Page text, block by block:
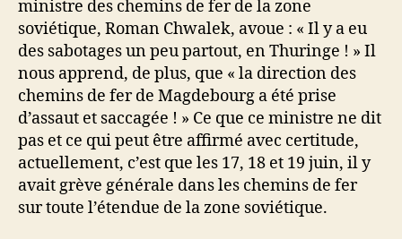
ministre des chemins de fer de la zone
soviétique, Roman Chwalek, avoue : « Il y a eu
des sabotages un peu partout, en Thuringe ! » Il
nous apprend, de plus, que « la direction des
chemins de fer de Magdebourg a été prise
d’assaut et saccagée ! » Ce que ce ministre ne dit
pas et ce qui peut être affirmé avec certitude,
actuellement, c’est que les 17, 18 et 19 juin, il y
avait grève générale dans les chemins de fer
sur toute l’étendue de la zone soviétique.